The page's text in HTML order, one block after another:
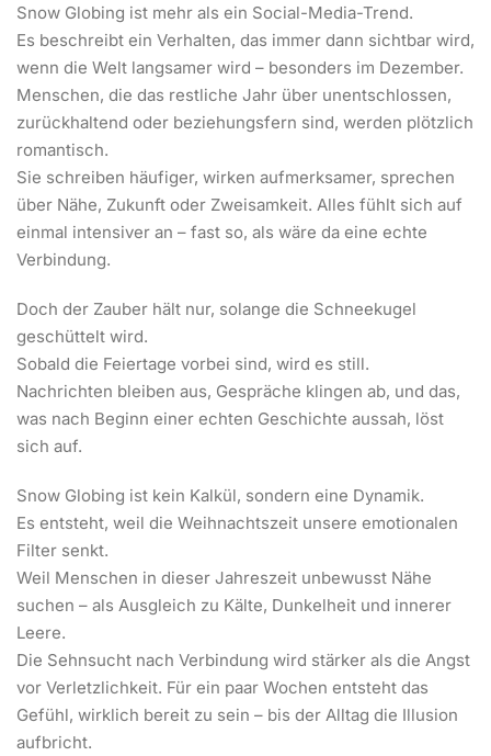
Snow Globing ist mehr als ein Social-Media-Trend.
Es beschreibt ein Verhalten, das immer dann sichtbar wird,
wenn die Welt langsamer wird – besonders im Dezember.
Menschen, die das restliche Jahr über unentschlossen,
zurückhaltend oder beziehungsfern sind, werden plötzlich
romantisch.
Sie schreiben häufiger, wirken aufmerksamer, sprechen
über Nähe, Zukunft oder Zweisamkeit. Alles fühlt sich auf
einmal intensiver an – fast so, als wäre da eine echte
Verbindung.
Doch der Zauber hält nur, solange die Schneekugel
geschüttelt wird.
Sobald die Feiertage vorbei sind, wird es still.
Nachrichten bleiben aus, Gespräche klingen ab, und das,
was nach Beginn einer echten Geschichte aussah, löst
sich auf.
Snow Globing ist kein Kalkül, sondern eine Dynamik.
Es entsteht, weil die Weihnachtszeit unsere emotionalen
Filter senkt.
Weil Menschen in dieser Jahreszeit unbewusst Nähe
suchen – als Ausgleich zu Kälte, Dunkelheit und innerer
Leere.
Die Sehnsucht nach Verbindung wird stärker als die Angst
vor Verletzlichkeit. Für ein paar Wochen entsteht das
Gefühl, wirklich bereit zu sein – bis der Alltag die Illusion
aufbricht.